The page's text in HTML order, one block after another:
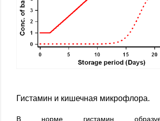
Гистамин и кишечная микрофлора.
В норме гистамин